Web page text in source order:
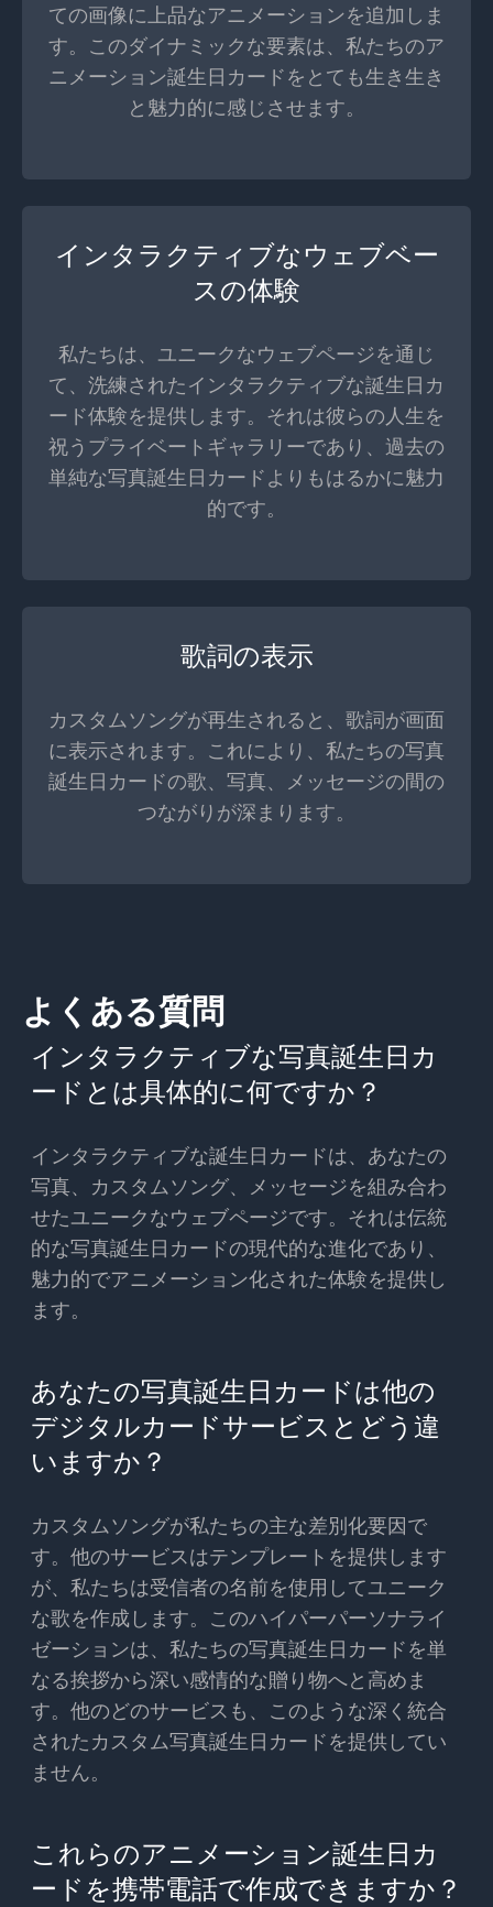
ての画像に上品なアニメーションを追加しま
す。このダイナミックな要素は、私たちのア
ニメーション誕生日カードをとても生き生き
と魅力的に感じさせます。
インタラクティブなウェブベー
スの体験
私たちは、ユニークなウェブページを通じ
て、洗練されたインタラクティブな誕生日カ
ード体験を提供します。それは彼らの人生を
祝うプライベートギャラリーであり、過去の
単純な写真誕生日カードよりもはるかに魅力
的です。
歌詞の表示
カスタムソングが再生されると、歌詞が画面
に表示されます。これにより、私たちの写真
誕生日カードの歌、写真、メッセージの間の
つながりが深まります。
よくある質問
インタラクティブな写真誕生日カ
ードとは具体的に何ですか？
インタラクティブな誕生日カードは、あなたの
写真、カスタムソング、メッセージを組み合わ
せたユニークなウェブページです。それは伝統
的な写真誕生日カードの現代的な進化であり、
魅力的でアニメーション化された体験を提供し
ます。
あなたの写真誕生日カードは他の
デジタルカードサービスとどう違
いますか？
カスタムソングが私たちの主な差別化要因で
す。他のサービスはテンプレートを提供します
が、私たちは受信者の名前を使用してユニーク
な歌を作成します。このハイパーパーソナライ
ゼーションは、私たちの写真誕生日カードを単
なる挨拶から深い感情的な贈り物へと高めま
す。他のどのサービスも、このような深く統合
されたカスタム写真誕生日カードを提供してい
ません。
これらのアニメーション誕生日カ
ードを携帯電話で作成できますか？